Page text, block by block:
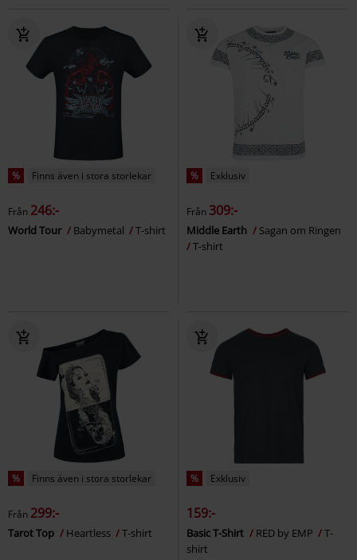
% Finns även i stora storlekar
Från 246:-
World Tour Babymetal T-shirt
% Exklusiv
Från 309:-
Middle Earth
Sagan om Ringen
T-shirt
% Finns även i stora storlekar
Från 299:-
Tarot Top Heartless T-shirt
% Exklusiv
159:-
Basic T-Shirt RED by EMP
T-
shirt